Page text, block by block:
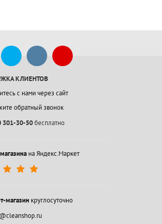
КЛИЕНТОВ
с нами через сайт
обратный звонок
301-30-50бесплатно
на Яндекс.Маркет
магазинкруглосуточно